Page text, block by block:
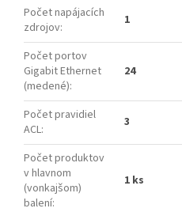
Počet napájacích
zdrojov: 1
Počet portov
Gigabit Ethernet
(medené):
24
Počet pravidiel
ACL: 3
Počet produktov
v hlavnom
(vonkajšom)
balení:
1 ks